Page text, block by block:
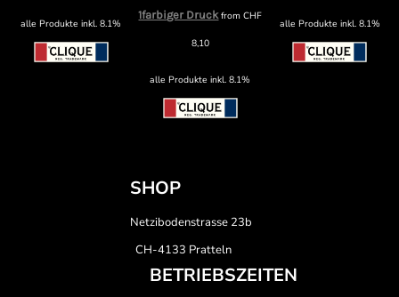
alle Produkte inkl. 8.1%
1farbiger DruckfromCHF
8,10
alle Produkte inkl. 8.1%
alle Produkte inkl. 8.1%
SHOP
Netzibodenstrasse 23b
CH-4133 Pratteln
BETRIEBSZEITEN